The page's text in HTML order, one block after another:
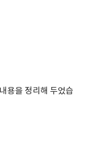
용을 정리해 두었습